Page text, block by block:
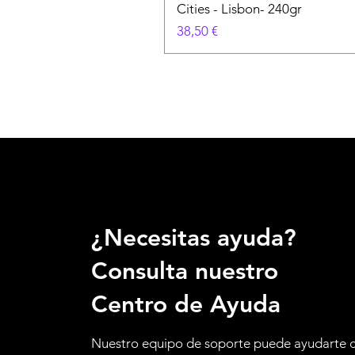
Cities - Lisbon- 240gr
Precio
38,50 €
¿Necesitas ayuda?
Consulta nuestro
Centro de Ayuda
Nuestro equipo de soporte puede ayudarte